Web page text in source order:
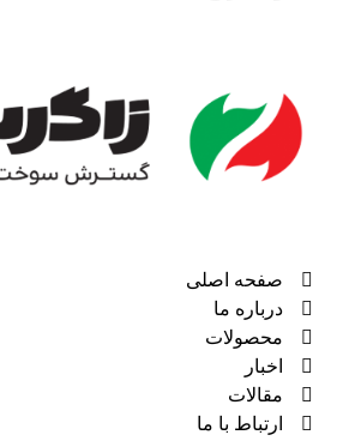
صفحه اصلی
درباره ما
محصولات
اخبار
مقالات
ارتباط با ما